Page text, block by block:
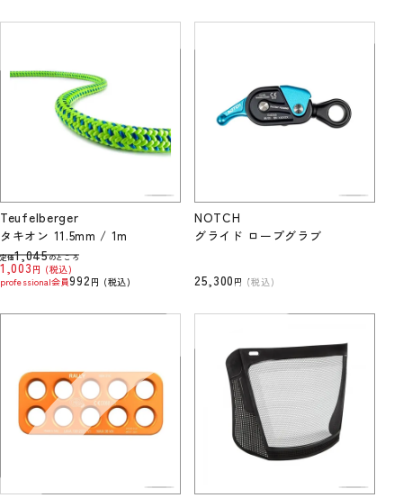
Teufelberger
タキオン 11.5mm / 1m
定価1,045のところ
1,003
税込
professional会員992 税込
NOTCH
グライド ロープグラブ
25,300 税込